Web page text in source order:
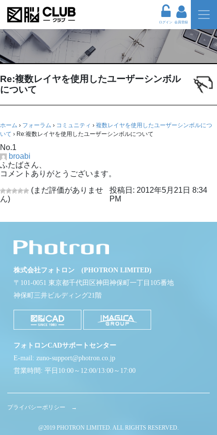
ログイン 会員登録
Re:複数レイヤを使用したユーザーシンボル
について
ホーム › フォーラム › コミュニティ › 複数レイヤを使用したユーザーシンボルにつ
いて › Re:複数レイヤを使用したユーザーシンボルについて
No.1
broabi
ふたばさん、
コメントありがとうございます。
(まだ評価がありませ
ん)
投稿日: 2012年5月21日 8:34
PM
株式会社フォトロン (PHOTRON LIMITED)
〒101-0051 東京都千代田区神田神保町一丁目105番地
神保町三井ビルディング21階
フォトロンCADサポートセンター
E-mail: zuno-support@photron.co.jp
営業時間: 平日10:00～12:00/13:00～17:00
プライバシーポリシー →
@2019 PHOTRON LIMITED. ALL RIGHTS RESERVED.